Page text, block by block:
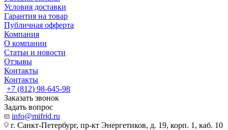
Условия доставки
Гарантия на товар
Публичная офферта
Компания
О компании
Статьи и новости
Отзывы
Контакты
Контакты
+7 (812) 98-645-98
Заказать звонок
Задать вопрос
info@mifrid.ru
г. Санкт-Петербург, пр-кт Энергетиков, д. 19, корп. 1, каб. 10